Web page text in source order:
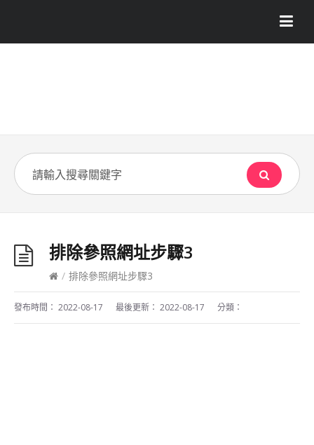
排除參照網址步驟3
/ 排除參照網址步驟3
發布時間： 2022-08-17 最後更新： 2022-08-17 分類：